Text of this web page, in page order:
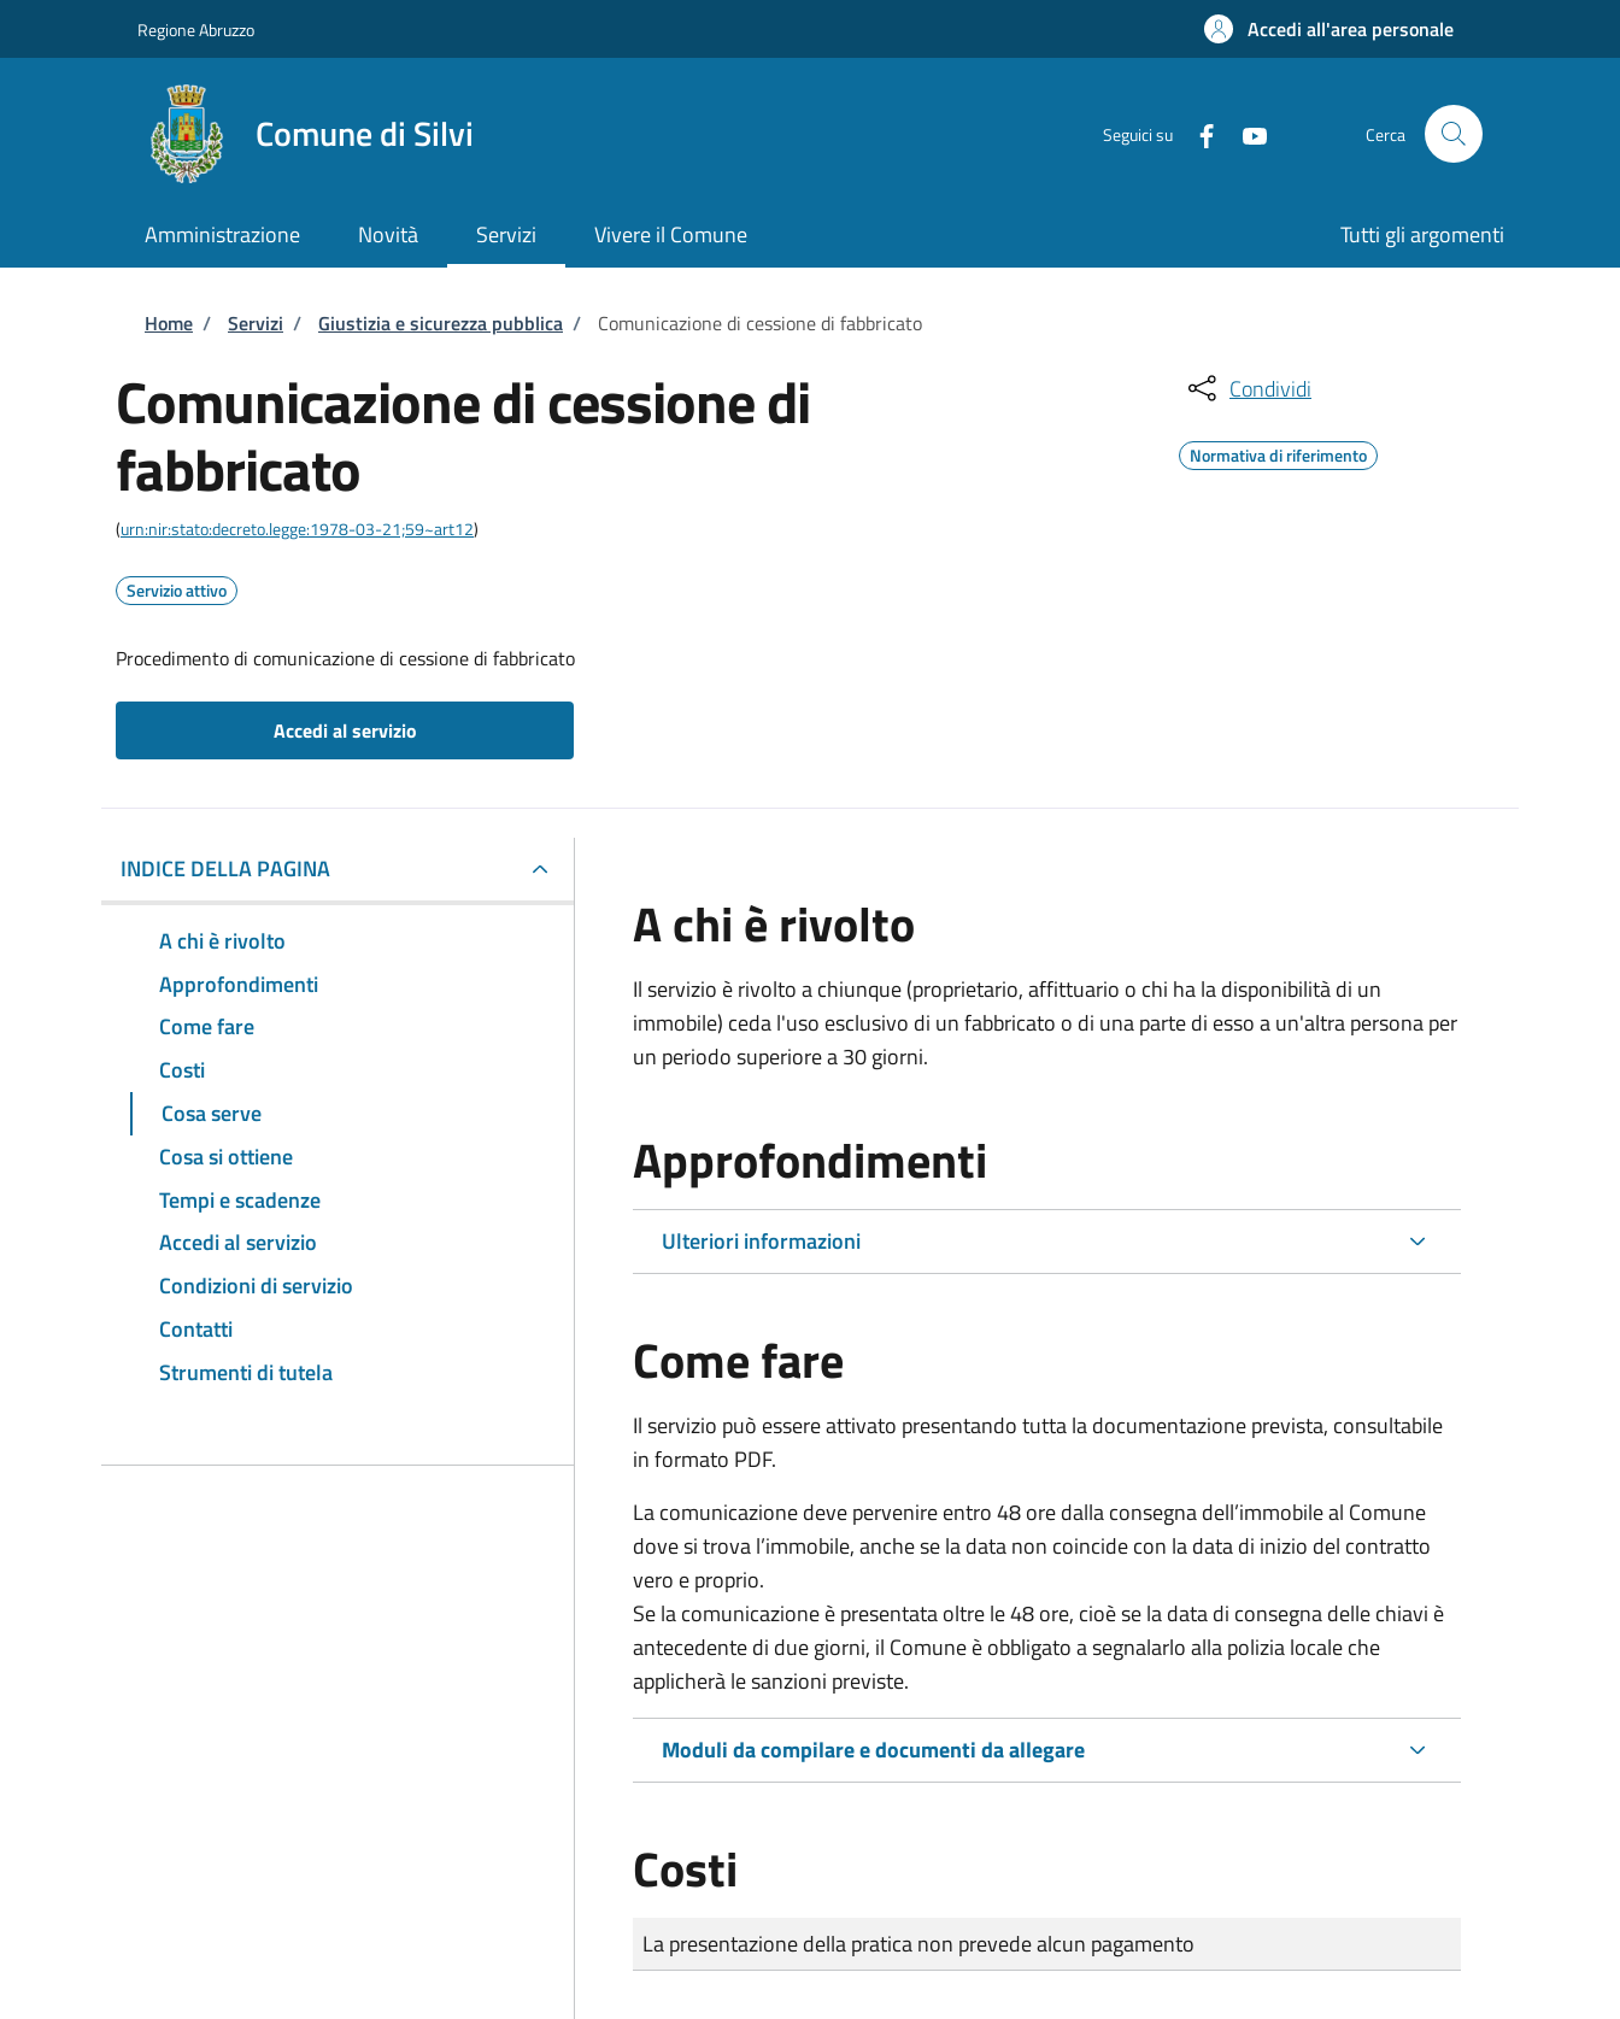
Regione Abruzzo Accedi all'area personale
Comune di Silvi Seguici su Cerca
Amministrazione Novità Servizi Vivere il Comune Tutti gli argomenti
Briciole di pane
Home / Servizi / Giustizia e sicurezza pubblica / Comunicazione di cessione di fabbricato
Comunicazione di cessione di
fabbricato
(urn:nir:stato:decreto.legge:1978-03-21;59~art12)
Servizio attivo
Procedimento di comunicazione di cessione di fabbricato
Accedi al servizio
Condividi
Normativa di riferimento
INDICE DELLA PAGINA
A chi è rivolto
Approfondimenti
Come fare
Costi
Cosa serve
Cosa si ottiene
Tempi e scadenze
Accedi al servizio
Condizioni di servizio
Contatti
Strumenti di tutela
A chi è rivolto
Il servizio è rivolto a chiunque (proprietario, affittuario o chi ha la disponibilità di un
immobile) ceda l'uso esclusivo di un fabbricato o di una parte di esso a un'altra persona per
un periodo superiore a 30 giorni.
Approfondimenti
Ulteriori informazioni
Come fare
Il servizio può essere attivato presentando tutta la documentazione prevista, consultabile
in formato PDF.
La comunicazione deve pervenireentro 48 oredalla consegna dell’immobile al Comune
dove si trova l’immobile, anche se la data non coincide con la data di inizio del contratto
vero e proprio.
Se la comunicazione è presentata oltre le 48 ore, cioè se la data di consegna delle chiavi è
antecedente di due giorni, il Comune è obbligato a segnalarlo alla polizia locale che
applicherà le sanzioni previste.
Moduli da compilare e documenti da allegare
Costi
Tipo di pagamento
Importo
La presentazione della pratica non prevede alcun pagamento